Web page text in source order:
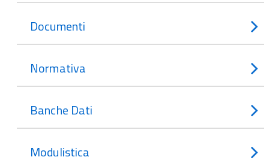
Documenti
Normativa
Banche Dati
Modulistica